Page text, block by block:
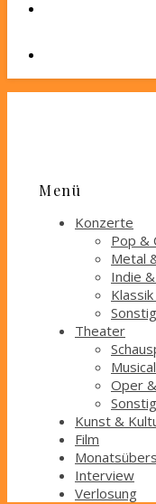
Menü
Konzerte
Pop &
Metal
Indie
Theater
Musical
Oper
Kunst &
Film
Interview
Verlosung